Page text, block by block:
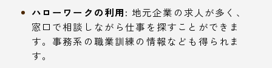
ハローワークの利用: 地元企業の求人が多く、
窓口で相談しながら仕事を探すことができま
す。事務系の職業訓練の情報なども得られま
す。